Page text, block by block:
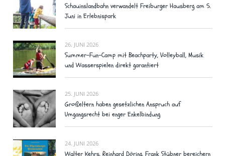
Schauinslandbahn verwandelt Freiburger Hausberg am 5.
Juni in Erlebnispark
26. JUNI 2026
Summer-Fun-Camp mit Beachparty, Volleyball, Musik
und Wasserspielen direkt garantiert
25. JUNI 2026
Großeltern haben gesetzlichen Anspruch auf
Umgangsrecht bei enger Enkelbindung
24. JUNI 2026
Walter Kehrs, Reinhard Döring, Frank Stübner bereichern